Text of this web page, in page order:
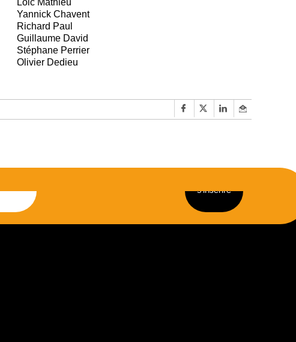
Loic Mathieu
Yannick Chavent
Richard Paul
Guillaume David
Stéphane Perrier
Olivier Dedieu